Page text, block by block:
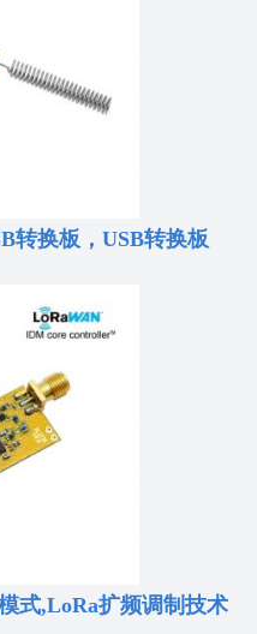
转换板，USB转换板
式,LoRa扩频调制技术